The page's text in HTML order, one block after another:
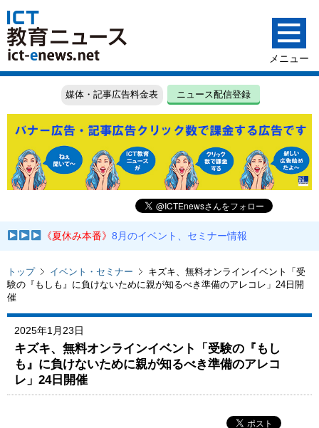
媒体・記事広告料金表 ニュース配信登録
《夏休み本番》8月のイベント、セミナー情報
トップ イベント・セミナー
キズキ、無料オンラインイベント「受
験の『もしも』に負けないために親が知るべき準備のアレコレ」24日開
催
2025年1月23日
キズキ、無料オンラインイベント「受験の『もし
も』に負けないために親が知るべき準備のアレコ
レ」24日開催